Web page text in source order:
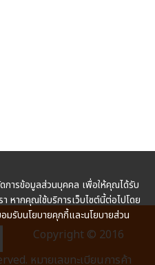
Copyright © 2016
หมายเลขทะเบียนการค้า
การข้อมูลส่วนบุคคล เพื่อให้คุณได้รับ
หากคุณใช้บริการเว็บไซต์นี้ต่อไปโดย
รับนโยบายคุกกี้และนโยบายส่วน